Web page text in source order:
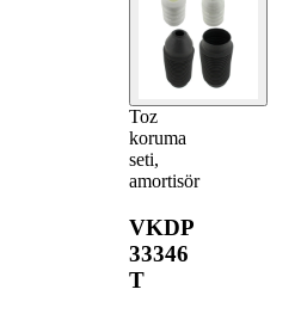
Toz
koruma
seti,
amortisör
VKDP
33346
T